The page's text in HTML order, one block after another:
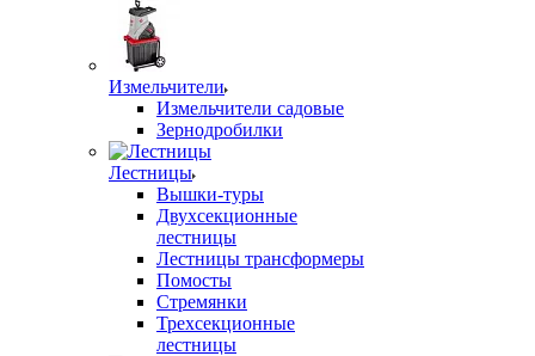
Измельчители
Измельчители садовые
Зернодробилки
Лестницы
Вышки-туры
Двухсекционные
лестницы
Лестницы трансформеры
Помосты
Стремянки
Трехсекционные
лестницы